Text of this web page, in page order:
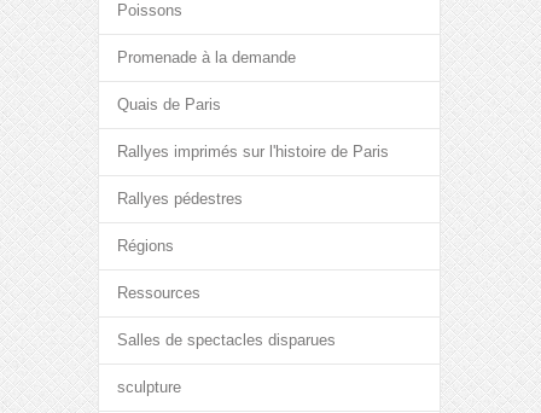
Poissons
Promenade à la demande
Quais de Paris
Rallyes imprimés sur l'histoire de Paris
Rallyes pédestres
Régions
Ressources
Salles de spectacles disparues
sculpture